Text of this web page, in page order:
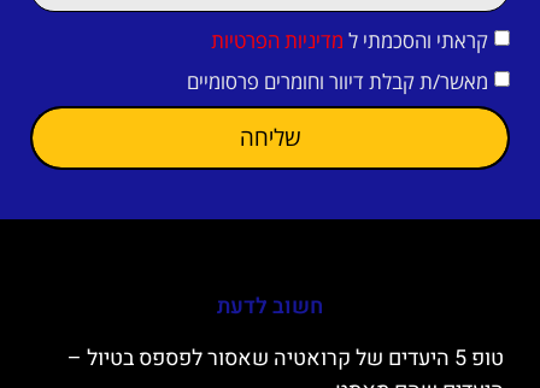
קראתי והסכמתי ל מדיניות הפרטיות
מאשר/ת קבלת דיוור וחומרים פרסומיים
שליחה
חשוב לדעת
טופ 5 היעדים של קרואטיה שאסור לפספס בטיול –